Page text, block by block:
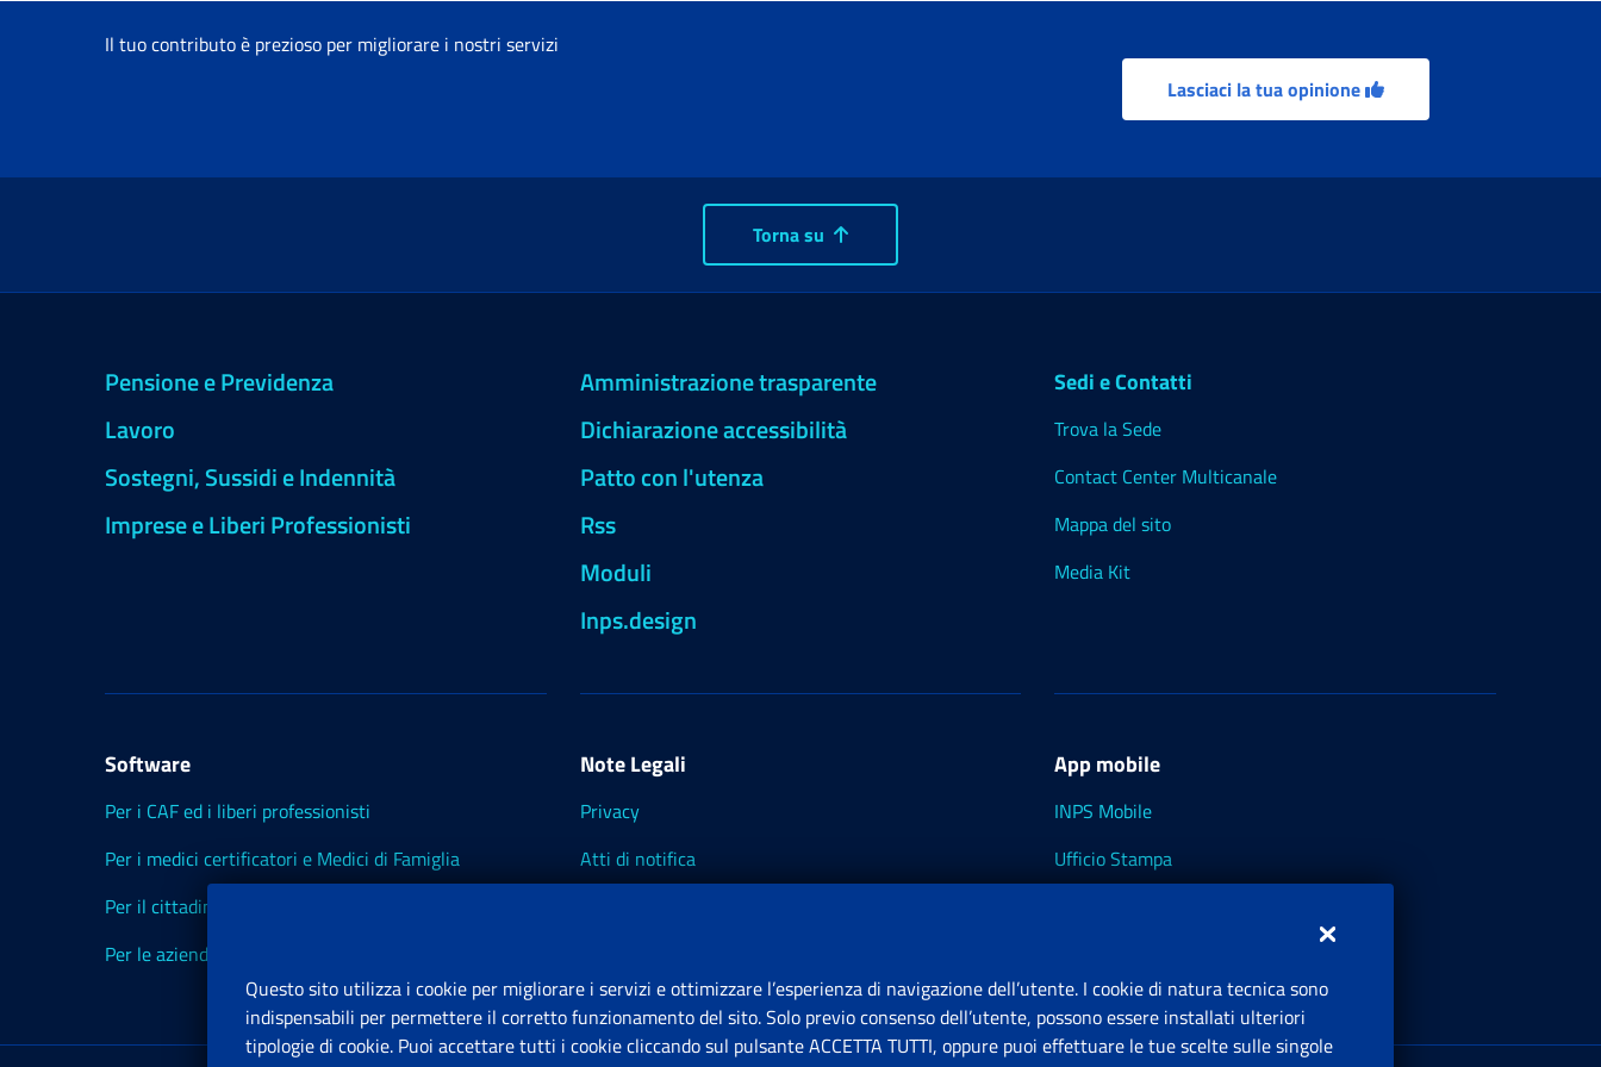
Il tuo contributo è prezioso per migliorare i nostri servizi
Lasciaci la tua opinione
Torna su
Pensione e Previdenza
Lavoro
Sostegni, Sussidi e Indennità
Imprese e Liberi Professionisti
Amministrazione trasparente
Dichiarazione accessibilità
Patto con l'utenza
Rss
Moduli
Inps.design
Sedi e Contatti
Trova la Sede
Contact Center Multicanale
Mappa del sito
Media Kit
Software
Per i CAF ed i liberi professionisti
Per i medici certificatori e Medici di Famiglia
Per il cittadino
Per le aziende ed i Consulenti
Note Legali
Privacy
Atti di notifica
App mobile
INPS Mobile
Ufficio Stampa
Sede Legale: Via Ciro il Grande, 21
Questo sito utilizza i cookie per migliorare i servizi e ottimizzare l’esperienza di navigazione dell’utente. I cookie di natura tecnica sono
indispensabili per permettere il corretto funzionamento del sito. Solo previo consenso dell’utente, possono essere installati ulteriori
tipologie di cookie. Puoi accettare tutti i cookie cliccando sul pulsante ACCETTA TUTTI, oppure puoi effettuare le tue scelte sulle singole